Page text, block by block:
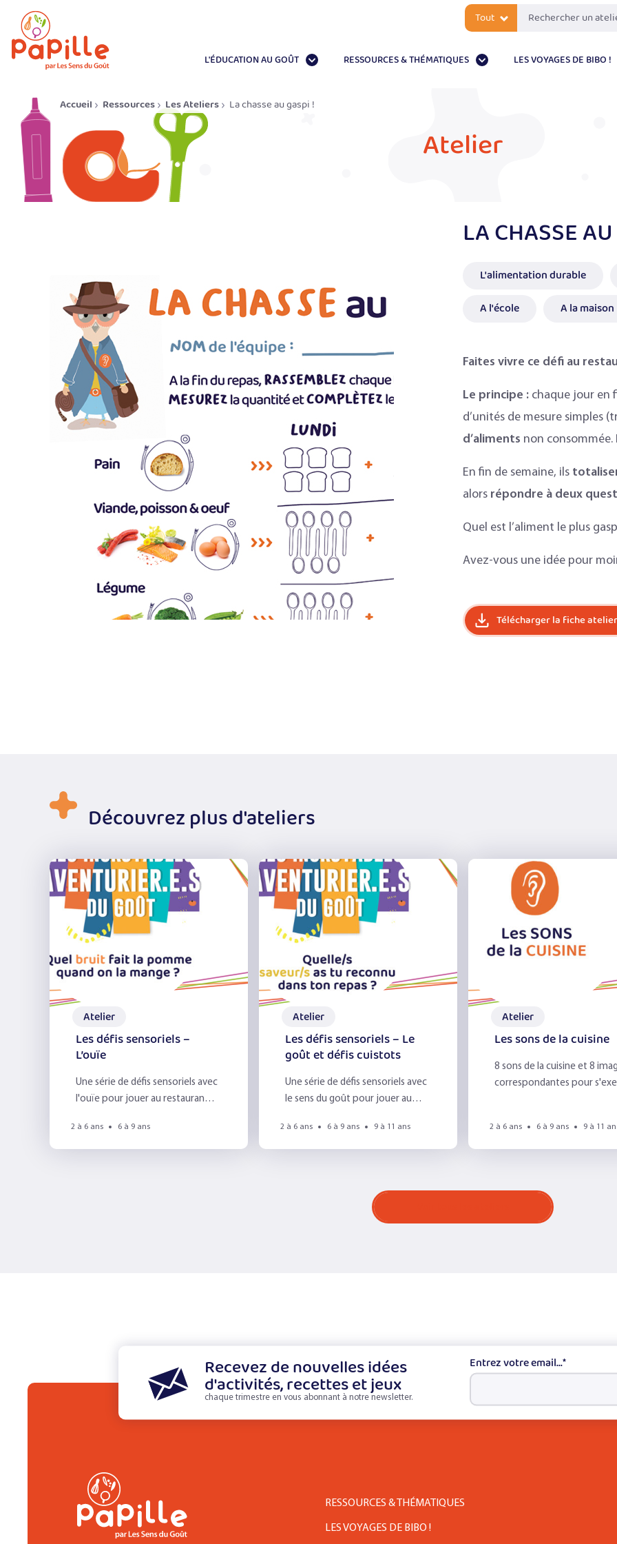
Tout
L'ÉDUCATION AU GOÛT RESSOURCES & THÉMATIQUES LES VOYAGES DE BIBO !
Atelier
Accueil Ressources Les Ateliers La chasse au gaspi !
LA CHASSE
L'alimentation durable
A l'école
A la maison
Faites vivre ce défi au
Le principe : chaque jour en
d’unités de mesure simples
d’aliments non consommée.
En fin de semaine, ils
alors répondre à deux
Quel est l’aliment le plus
Avez-vous une idée pour
Télécharger la fiche atelier
Découvrez plus d'ateliers
Atelier
Les défis sensoriels –
L’ouïe
Une série de défis sensoriels avec
l'ouïe pour jouer au restaurant
2 à 6 ans 6 à 9 ans
Atelier
Les défis sensoriels – Le
goût et défis cuistots
Une série de défis sensoriels avec
le sens du goût pour jouer au
maison !
2 à 6 ans 6 à 9 ans 9 à 11 ans
Atelier
Les sons de la cuisine
8 sons de la cuisine et 8
correspondantes pour
2 à 6 ans 6 à 9 ans 9 à 11
Recevez de nouvelles idées
d'activités, recettes et jeux
chaque trimestre en vous abonnant à notre newsletter.
Entrez votre email...*
RESSOURCES & THÉMATIQUES
LES VOYAGES DE BIBO !